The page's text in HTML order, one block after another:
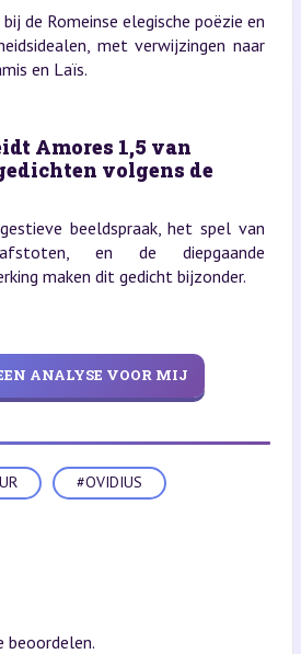
de Romeinse elegische poëzie en
met verwijzingen naar
en Laïs.
Amores 1,5 van
volgens de
beeldspraak, het spel van
en de diepgaande
maken dit gedicht bijzonder.
ANALYSE VOOR MIJ
#OVIDIUS
beoordelen.